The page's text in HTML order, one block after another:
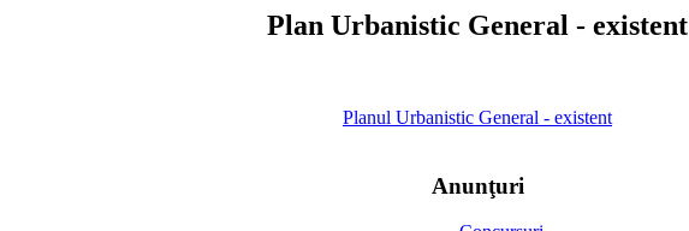
Plan Urbanistic General - existent
Planul Urbanistic General - existent
Anunţuri